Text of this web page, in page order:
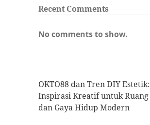
Recent Comments
No comments to show.
OKTO88 dan Tren DIY Estetik:
Inspirasi Kreatif untuk Ruang
dan Gaya Hidup Modern